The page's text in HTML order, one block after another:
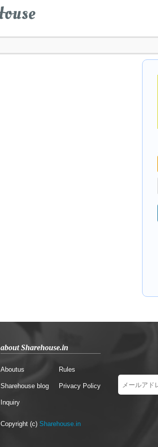
about Sharehouse.in
Aboutus
Sharehouse blog
Inquiry
Rules
Privacy Policy
Copyright (c) Sharehouse.in